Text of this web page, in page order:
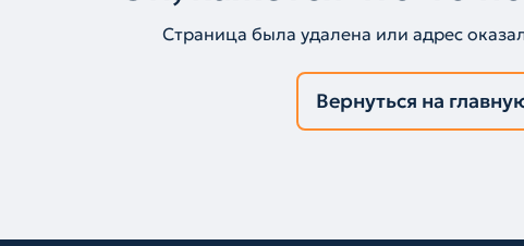
Страница была удалена или адрес
Вернуться на